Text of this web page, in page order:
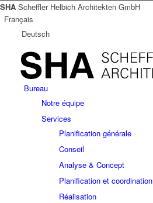
SHA Scheffler Helbich Architekten GmbH
Français
Deutsch
Bureau
Notre équipe
Services
Planification générale
Conseil
Analyse & Concept
Planification et coordination
Réalisation